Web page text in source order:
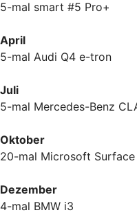
5-mal smart #5 Pro+
April
5-mal Audi Q4 e-tron
Juli
5-mal Mercedes-Benz
Oktober
20-mal Microsoft
Dezember
4-mal BMW i3